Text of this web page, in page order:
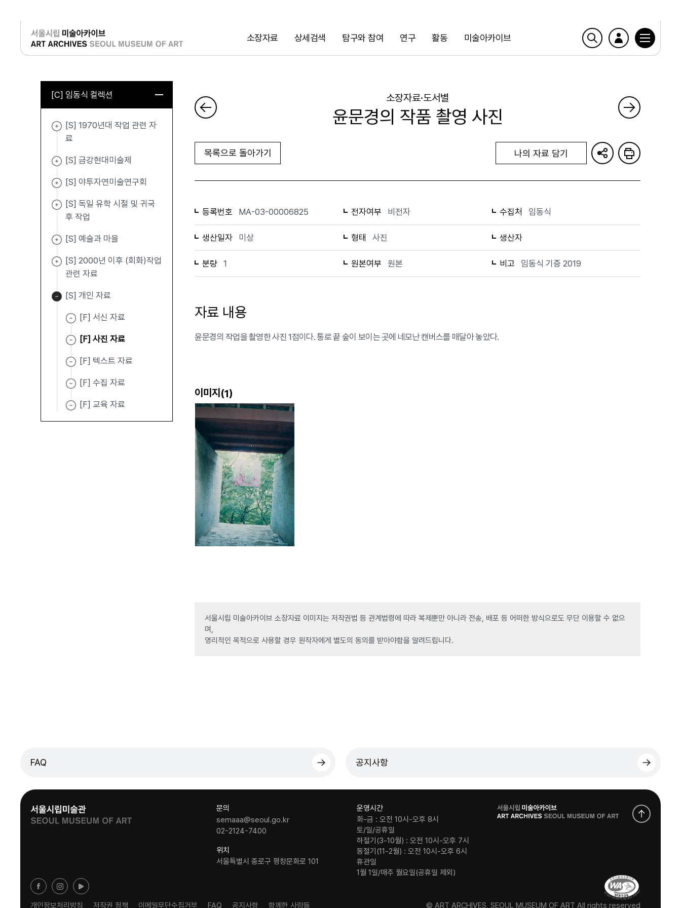
소장자료 상세검색 탐구와 참여 연구 활동 미술아카이브
검색
로그인
[C] 임동식 컬렉션
[S] 1970년대 작업 관련 자
료
[S] 금강현대미술제
[S] 야투자연미술연구회
[S] 독일 유학 시절 및 귀국
후 작업
[S] 예술과 마을
[S] 2000년 이후 (회화)작업
관련 자료
[S] 개인 자료
[F] 서신 자료
[F] 사진 자료
[F] 텍스트 자료
[F] 수집 자료
[F] 교육 자료
소장자료·도서별
윤문경의 작품 촬영 사진
목록으로 돌아가기 나의 자료 담기
등록번호 MA-03-00006825 전자여부 비전자 수집처 임동식
생산일자 미상 형태 사진 생산자
분량 1 원본여부 원본 비고 임동식 기증 2019
자료 내용
윤문경의 작업을 촬영한 사진 1점이다. 통로 끝 숲이 보이는 곳에 네모난 캔버스를 매달아 놓았다.
이미지(1)
서울시립 미술아카이브 소장자료 이미지는 저작권법 등 관계법령에 따라 복제뿐만 아니라 전송, 배포 등 어떠한 방식으로도 무단 이용할 수 없으
며,
영리적인 목적으로 사용할 경우 원작자에게 별도의 동의를 받아야함을 알려드립니다.
FAQ 공지사항
문의
semaaa@seoul.go.kr
02-2124-7400
위치
서울특별시 종로구 평창문화로 101
운영시간
화-금 : 오전 10시-오후 8시
토/일/공휴일
하절기(3-10월) : 오전 10시-오후 7시
동절기(11-2월) : 오전 10시-오후 6시
휴관일
1월 1일/매주 월요일(공휴일 제외)
로
고
개인정보처리방침 저작권 정책 이메일무단수집거부 FAQ 공지사항 함께한 사람들 © ART ARCHIVES, SEOUL MUSEUM OF ART All rights reserved